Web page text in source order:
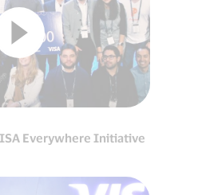
Everywhere Initiative